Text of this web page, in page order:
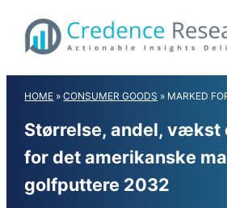
content
HOME »CONSUMER GOODS » MARKED
Størrelse, andel, vækst
for det amerikanske
golfputtere 2032